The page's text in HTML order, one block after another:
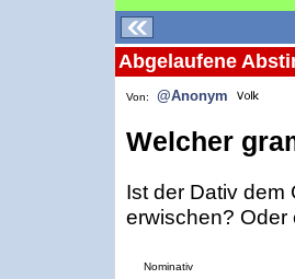
Abgelaufene
Von: @Anonym
Welcher
Ist der Dativ dem
erwischen? Oder
Nominativ